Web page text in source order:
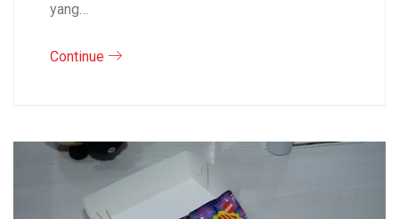
yang…
Continue